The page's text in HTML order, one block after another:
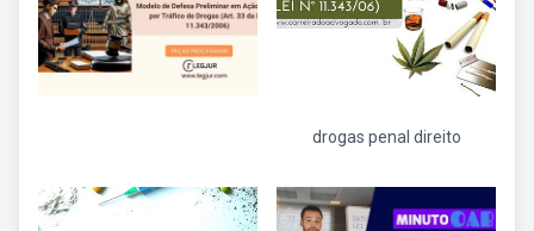
drogas penal direito